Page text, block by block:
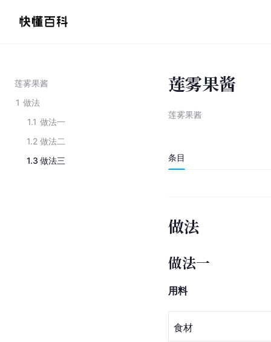
莲雾果酱
1 做法
1.1 做法一
1.2 做法二
1.3 做法三
莲雾果酱
莲雾果酱
条目
做法
做法一
用料
食材